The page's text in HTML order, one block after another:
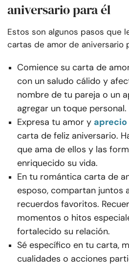
aniversario para él
Estos son algunos pasos que
cartas de amor de aniversario
Comience su carta de
con un saludo cálido y
nombre de tu pareja o un
agregar un toque personal.
Expresa tu amor y
carta de feliz aniversario.
que ama de ellos y las
enriquecido su vida.
En tu romántica carta de
esposo, compartan juntos
recuerdos favoritos.
momentos o hitos
fortalecido su relación.
Sé específico en tu carta,
cualidades o acciones